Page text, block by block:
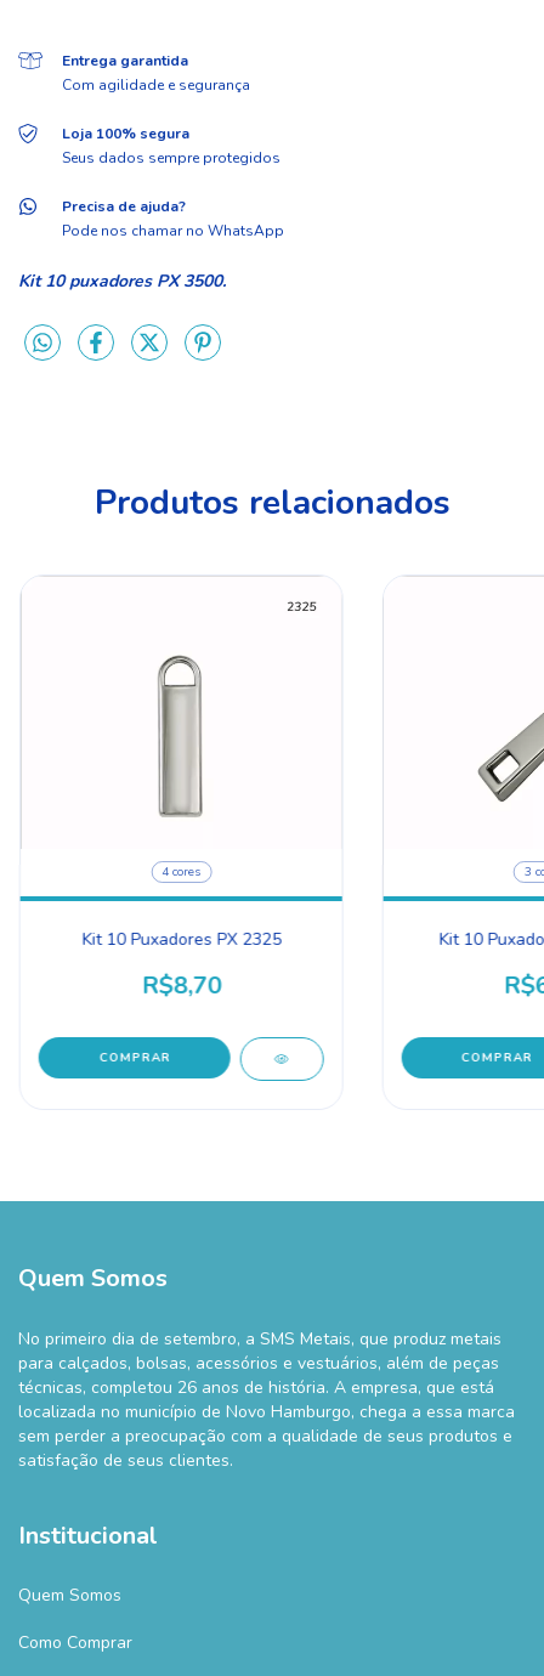
Entrega garantida
Com agilidade e segurança
Loja 100% segura
Seus dados sempre protegidos
Precisa de ajuda?
Pode nos chamar no WhatsApp
Kit 10 puxadores PX 3500.
Produtos relacionados
4 cores
Kit 10 Puxadores PX 2325
R$8,70
COMPRAR
3
Kit 10
COMPRAR
Quem Somos
No primeiro dia de setembro, a SMS Metais, que produz metais
para calçados, bolsas, acessórios e vestuários, além de peças
técnicas, completou 26 anos de história. A empresa, que está
localizada no município de Novo Hamburgo, chega a essa marca
sem perder a preocupação com a qualidade de seus produtos e
satisfação de seus clientes.
Institucional
Quem Somos
Como Comprar